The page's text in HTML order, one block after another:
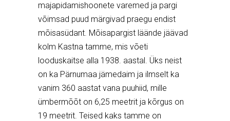
majapidamishoonete varemed ja pargi
võimsad puud märgivad praegu endist
mõisasüdant. Mõisapargist läände jäävad
kolm Kastna tamme, mis võeti
looduskaitse alla 1938. aastal. Üks neist
on ka Pärnumaa jämedaim ja ilmselt ka
vanim 360 aastat vana puuhiid, mille
ümbermõõt on 6,25 meetrit ja kõrgus on
19 meetrit. Teised kaks tamme on